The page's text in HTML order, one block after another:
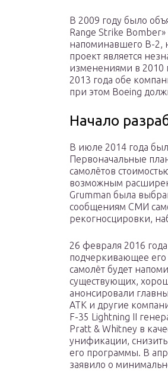
В 2009 году было
Range Strike
напоминавшего B-2,
проект является
изменениями в 2010
2013 года обе
при этом Boeing
Начало
В июле 2014 года
Первоначальные
самолётов
возможным
Grumman была
сообщениям СМИ
рекогносцировки,
26 февраля 2016
подчеркивающее его
самолёт будет
существующих,
анонсировали
ATK и другие
F-35 Lightning II
Pratt & Whitney в
унификации, снизить
его программы. В
заявило о